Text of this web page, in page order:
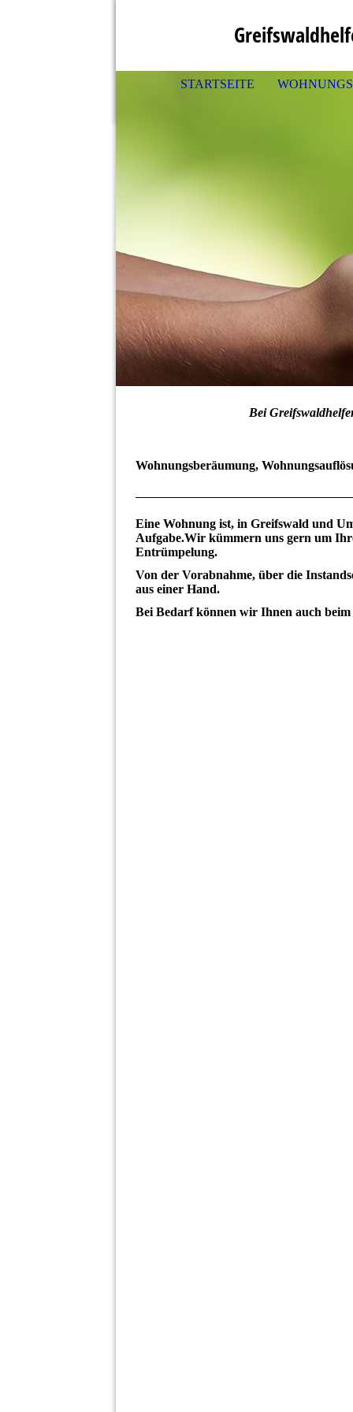
STARTSEITE
Bei
Wohnungsberäumung,
Eine Wohnung ist, in Greifswald und
Aufgabe.Wir kümmern uns gern um
Entrümpelung.
Von der Vorabnahme, über die
aus einer Hand.
Bei Bedarf können wir Ihnen auch